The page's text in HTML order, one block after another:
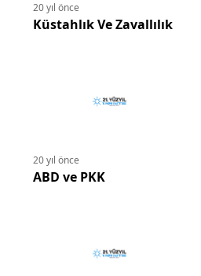
20 yıl önce
Küstahlık Ve Zavallılık
20 yıl önce
ABD ve PKK